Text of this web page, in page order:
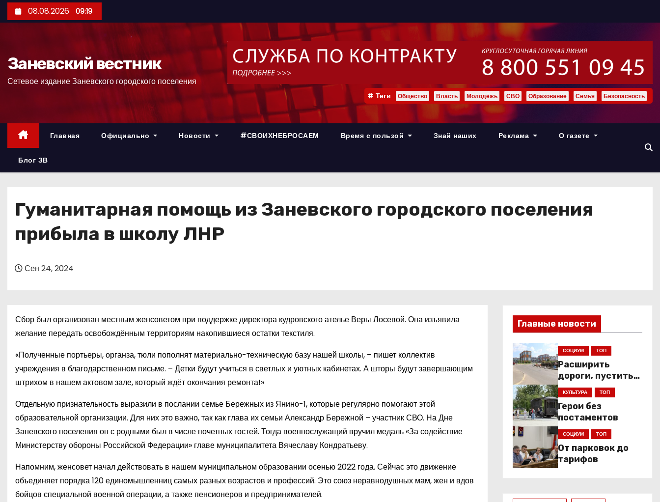
е
р
08.08.2026 09:19
Заневский вестник
Сетевое издание Заневского городского поселения
Теги Общество Власть Молодёжь СВО Образование Семья Безопасность
Главная Официально Новости #СВОИХНЕБРОСАЕМ Время с пользой Знай наших Реклама О газете
Блог ЗВ
Гуманитарная помощь из Заневского городского поселения
прибыла в школу ЛНР
Сен 24, 2024
Сбор был организован местным женсоветом при поддержке директора кудровского ателье Веры Лосевой. Она изъявила
желание передать освобождённым территориям накопившиеся остатки текстиля.
«Полученные портьеры, органза, тюли пополнят материально-техническую базу нашей школы, – пишет коллектив
учреждения в благодарственном письме. – Детки будут учиться в светлых и уютных кабинетах. А шторы будут завершающим
штрихом в нашем актовом зале, который ждёт окончания ремонта!»
Отдельную признательность выразили в послании семье Бережных из Янино-1, которые регулярно помогают этой
образовательной организации. Для них это важно, так как глава их семьи Александр Бережной – участник СВО. На Дне
Заневского поселения он с родными был в числе почетных гостей. Тогда военнослужащий вручил медаль «За содействие
Министерству обороны Российской Федерации» главе муниципалитета Вячеславу Кондратьеву.
Напомним, женсовет начал действовать в нашем муниципальном образовании осенью 2022 года. Сейчас это движение
объединяет порядка 120 единомышленниц самых разных возрастов и профессий. Это союз неравнодушных мам, жен и вдов
бойцов специальной военной операции, а также пенсионеров и предпринимателей.
Главные новости
СОЦИУМ ТОП
Расширить
дороги, пустить
низкопольники
КУЛЬТУРА ТОП
Герои без
постаментов
СОЦИУМ ТОП
От парковок до
тарифов